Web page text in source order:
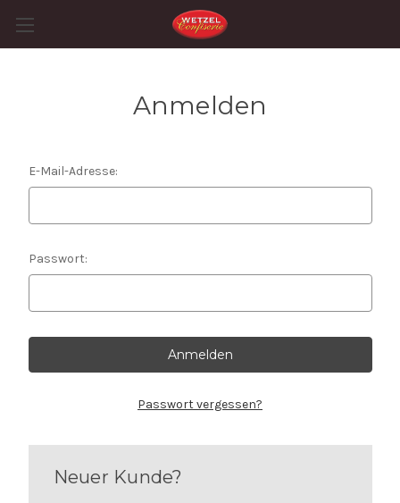
Anmelden
E-Mail-Adresse:
Passwort:
Passwort vergessen?
Neuer Kunde?